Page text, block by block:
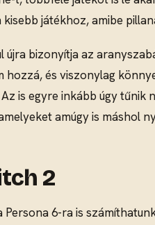
játékhoz, amibe
újra bizonyítja az
és viszonylag
is egyre inkább úgy
amúgy is máshol
2
6-ra is